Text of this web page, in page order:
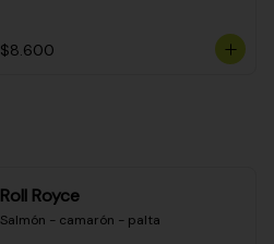
$8.600
Roll Royce
Salmón - camarón - palta